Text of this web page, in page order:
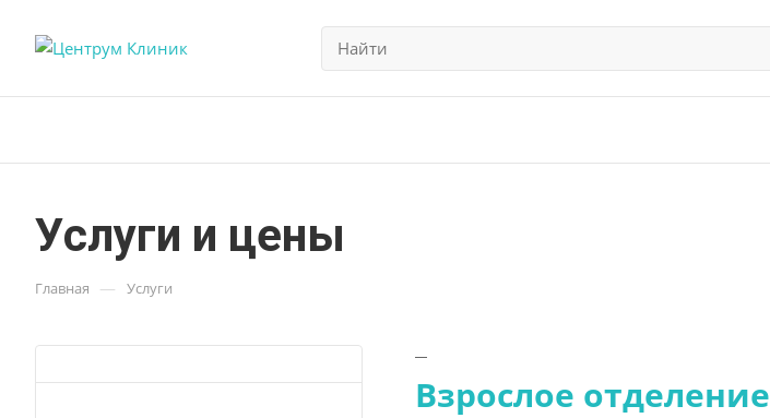
Услуги и цены
Главная — Услуги
Взрослое отделение